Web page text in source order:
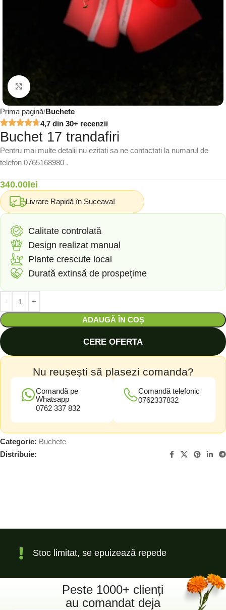
Click to enlarge
Prima pagină Buchete
4,7 din 30+ recenzii
Buchet 17 trandafiri
Pentru mai multe detalii nu ezitati sa ne contactati la numarul de
telefon 0765168980 .
340.00lei
Livrare Rapidă în Suceava!
Calitate controlată
Design realizat manual
Plante crescute local
Durată extinsă de prospețime
ADAUGĂ ÎN COȘ
CERE OFERTA
Nu reușești să plasezi comanda?
Comandă pe
Whatsapp
0762 337 832
Comandă telefonic
0762337832
Categorie: Buchete
Distribuie:
Stoc limitat, se epuizează repede
Peste 1000+ clienți
au comandat deja